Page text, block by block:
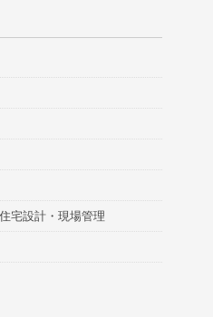
設計・現場管理